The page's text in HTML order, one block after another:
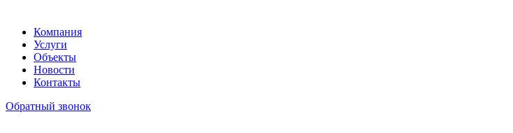
Компания
Услуги
Объекты
Новости
Контакты
Обратный звонок